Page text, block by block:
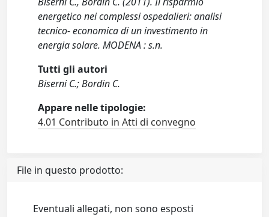
energetico nei complessi ospedalieri: analisi
tecnico- economica di un investimento in
energia solare. MODENA : s.n.
Tutti gli autori
Biserni C.; Bordin C.
Appare nelle tipologie:
4.01 Contributo in Atti di convegno
File in questo prodotto:
Eventuali allegati, non sono esposti